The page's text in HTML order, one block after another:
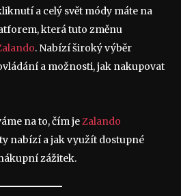
a celý svět módy máte na
která tuto změnu
. Nabízí široký výběr
a možnosti, jak nakupovat
na to, čím jeZalando
nabízí a jak využít dostupné
zážitek.